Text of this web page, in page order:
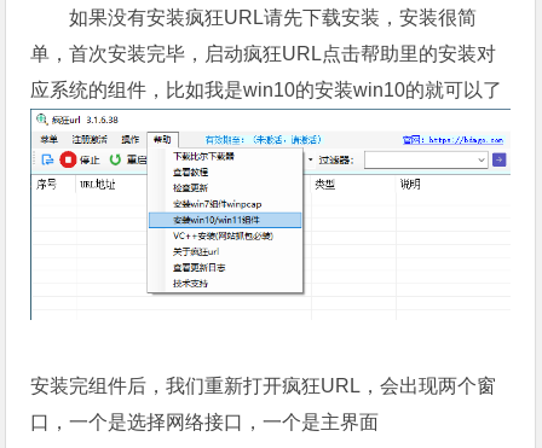
如果没有安装疯狂URL请先下载安装，安装很简
单，首次安装完毕，启动疯狂URL点击帮助里的安装对
应系统的组件，比如我是win10的安装win10的就可以了
安装完组件后，我们重新打开疯狂URL，会出现两个窗
口，一个是选择网络接口，一个是主界面